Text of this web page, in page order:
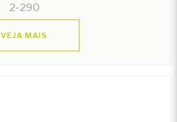
2-290
VEJA MAIS